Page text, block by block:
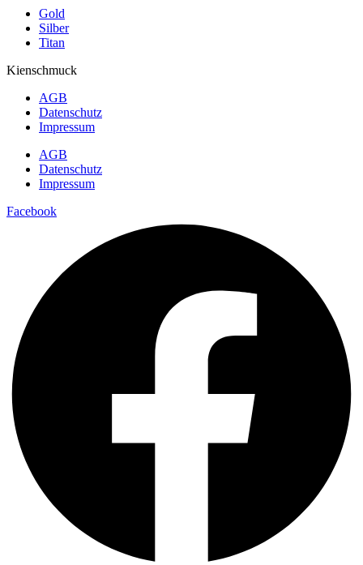
Gold
Silber
Titan
Kienschmuck
AGB
Datenschutz
Impressum
AGB
Datenschutz
Impressum
Facebook